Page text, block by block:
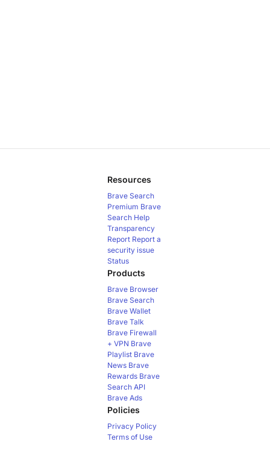
Resources
Brave Search
Premium Brave
Search Help
Transparency
Report Report a
security issue
Status
Products
Brave Browser
Brave Search
Brave Wallet
Brave Talk
Brave Firewall
+ VPN Brave
Playlist Brave
News Brave
Rewards Brave
Search API
Brave Ads
Policies
Privacy Policy
Terms of Use